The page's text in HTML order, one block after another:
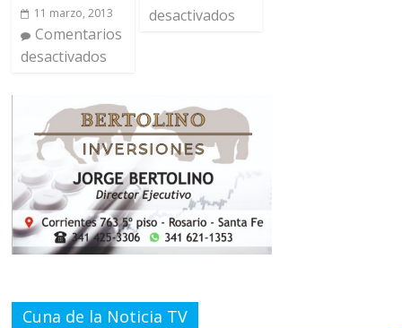
11 marzo, 2013
Comentarios
desactivados
desactivados
Cuna de la Noticia TV